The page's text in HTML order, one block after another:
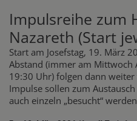
Impulsreihe zum
Nazareth (Start
Start am Josefstag, 19. März
Abstand (immer am Mittwoch
19:30 Uhr) folgen dann
Impulse sollen zum
auch einzeln „besucht“